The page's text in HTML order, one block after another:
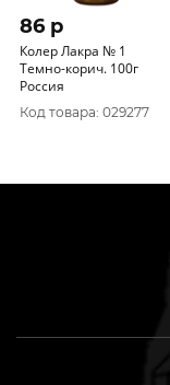
86 p
Колер Лакра № 1
Темно-корич. 100г
Россия
Код товара: 029277